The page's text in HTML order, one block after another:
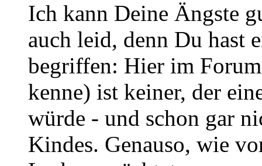
Ich kann Deine Ängste
auch leid, denn Du hast
begriffen: Hier im
kenne) ist keiner, der
würde - und schon gar
Kindes. Genauso, wie